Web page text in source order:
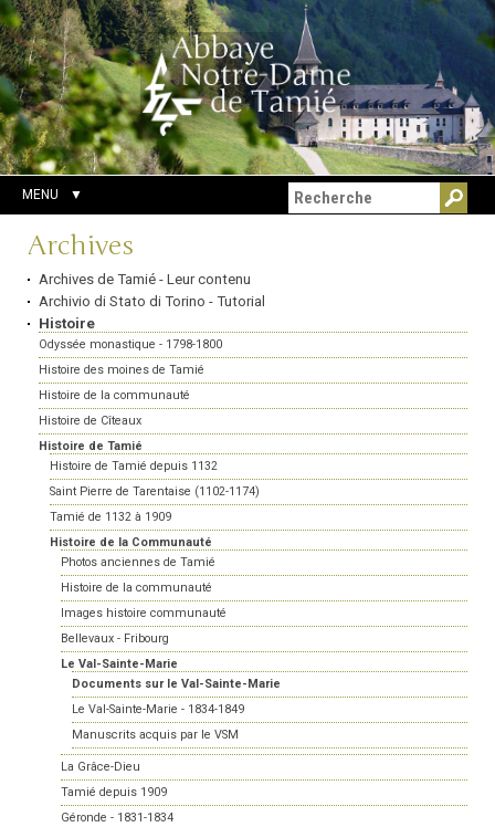
Aller
au
contenu.
|
Aller
à
la
navigation
Outils
personnels
Chercher par
Recherche
avancée…
MENU
Navigation
Archives
Archives de Tamié - Leur contenu
Archivio di Stato di Torino - Tutorial
Histoire
Odyssée monastique - 1798-1800
Histoire des moines de Tamié
Histoire de la communauté
Histoire de Cîteaux
Histoire de Tamié
Histoire de Tamié depuis 1132
Saint Pierre de Tarentaise (1102-1174)
Tamié de 1132 à 1909
Histoire de la Communauté
Photos anciennes de Tamié
Histoire de la communauté
Images histoire communauté
Bellevaux - Fribourg
Le Val-Sainte-Marie
Documents sur le Val-Sainte-Marie
Le Val-Sainte-Marie - 1834-1849
Manuscrits acquis par le VSM
La Grâce-Dieu
Tamié depuis 1909
Géronde - 1831-1834